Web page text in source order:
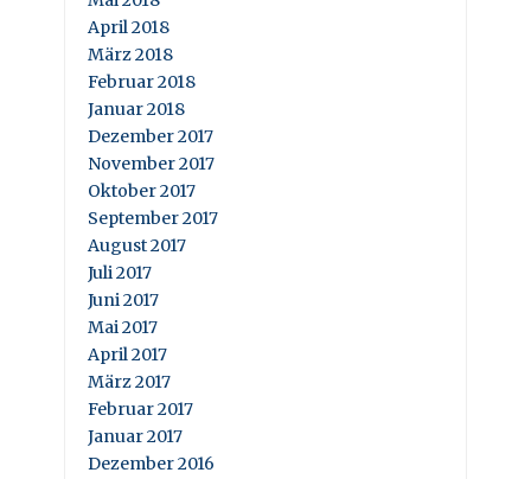
April 2018
März 2018
Februar 2018
Januar 2018
Dezember 2017
November 2017
Oktober 2017
September 2017
August 2017
Juli 2017
Juni 2017
Mai 2017
April 2017
März 2017
Februar 2017
Januar 2017
Dezember 2016